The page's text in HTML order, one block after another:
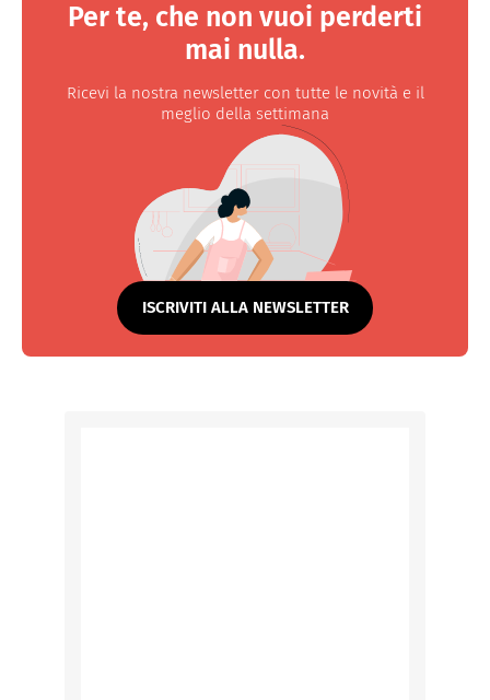
Per te, che non vuoi perderti
mai nulla.
Ricevi la nostra newsletter con tutte le novità e il
meglio della settimana
ISCRIVITI ALLA NEWSLETTER